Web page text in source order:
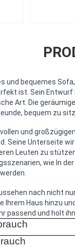
und bequemes
ist. Sein
Art. Die
bequem zu
und
Seine Unterseite
Leuten zu
wie In
nach nicht
Ihrem Haus hinzu
passend und holt